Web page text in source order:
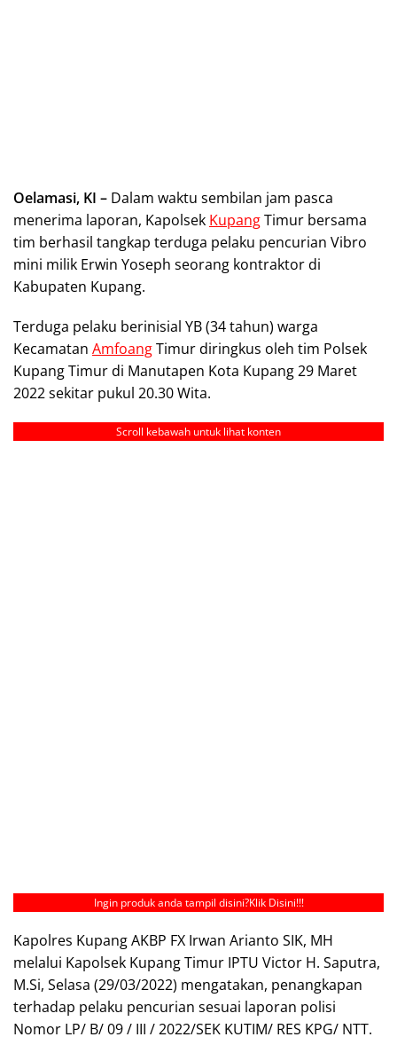
Oelamasi, KI – Dalam waktu sembilan jam pasca
menerima laporan, Kapolsek KupangTimur bersama
tim berhasil tangkap terduga pelaku pencurian Vibro
mini milik Erwin Yoseph seorang kontraktor di
Kabupaten Kupang.
Terduga pelaku berinisial YB (34 tahun) warga
Kecamatan AmfoangTimur diringkus oleh tim Polsek
Kupang Timur di Manutapen Kota Kupang 29 Maret
2022 sekitar pukul 20.30 Wita.
Scroll kebawah untuk lihat konten
Ingin produk anda tampil disini?Klik Disini!!!
Kapolres Kupang AKBP FX Irwan Arianto SIK, MH
melalui Kapolsek Kupang Timur IPTU Victor H. Saputra,
M.Si, Selasa (29/03/2022) mengatakan, penangkapan
terhadap pelaku pencurian sesuai laporan polisi
Nomor LP/ B/ 09 / III / 2022/SEK KUTIM/ RES KPG/ NTT.